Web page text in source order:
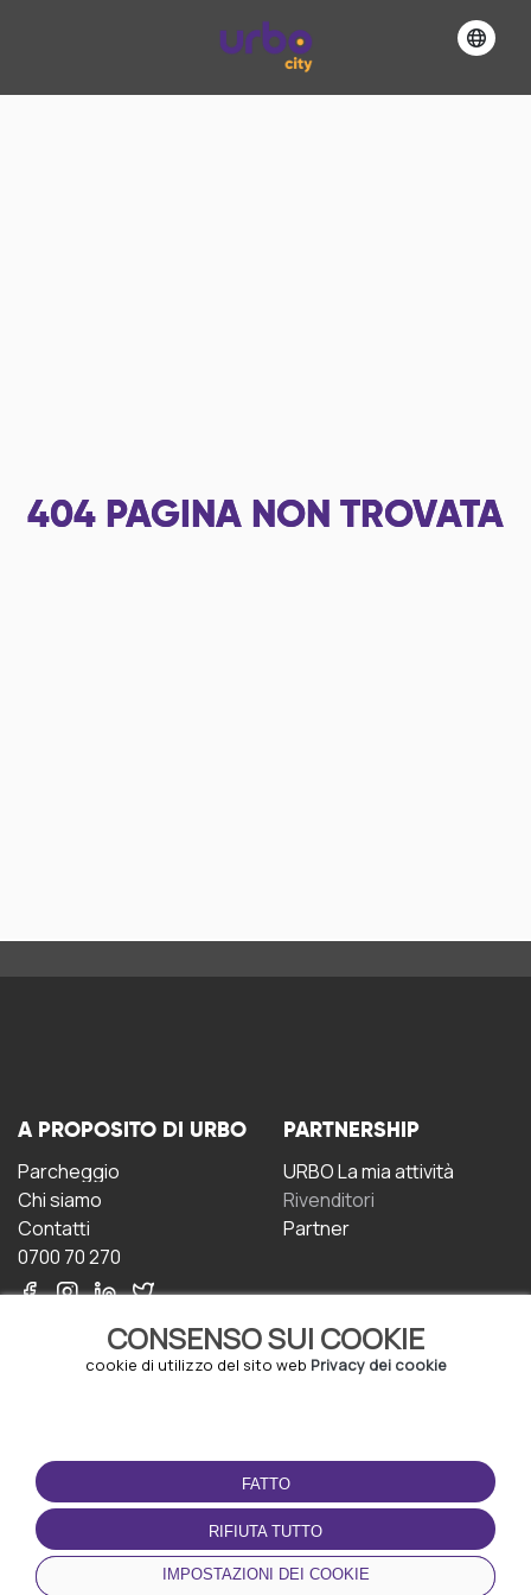
404 PAGINA NON TROVATA
CONSENSO SUI COOKIE
cookie di utilizzo del sito web Privacy dei cookie
FATTO
RIFIUTA TUTTO
IMPOSTAZIONI DEI COOKIE
A PROPOSITO DI URBO
Parcheggio
Chi siamo
Contatti
0700 70 270
PARTNERSHIP
URBO La mia attività
Rivenditori
Partner
CONDIZIONI D'USO
Termini e Condizioni
Politica sulla riservatezza
Gestione dei Cookie
SCARICA L'APP